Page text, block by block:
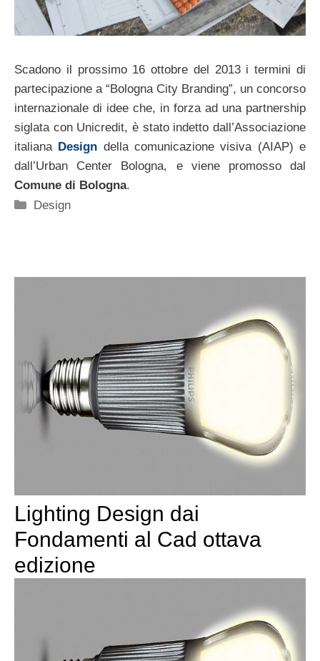
Scadono il prossimo 16 ottobre del 2013 i termini di
partecipazione a “Bologna City Branding”, un concorso
internazionale di idee che, in forza ad una partnership
siglata con Unicredit, è stato indetto dall’Associazione
italiana Design della comunicazione visiva (AIAP) e
dall’Urban Center Bologna, e viene promosso dal
Comune di Bologna.
Categorie
Design
Lighting Design dai
Fondamenti al Cad ottava
edizione